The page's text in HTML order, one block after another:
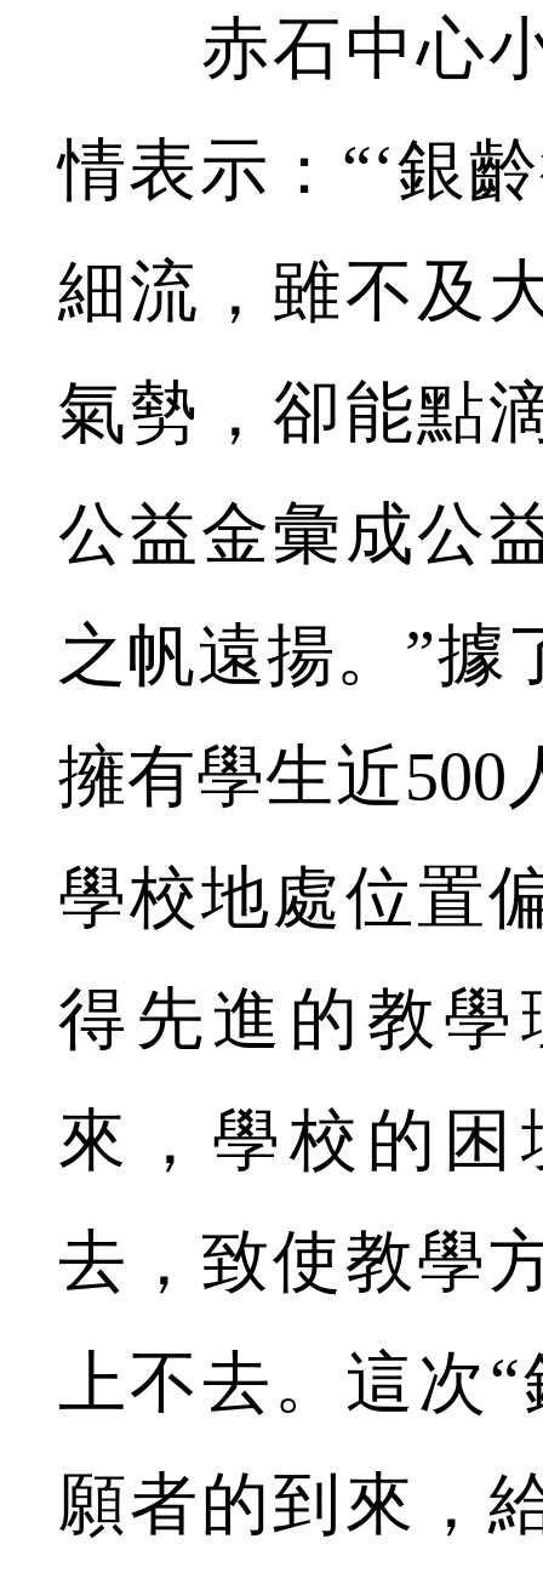
赤石中心小
情表示：“‘銀
細流，雖不及
氣勢，卻能點
公益金彙成公
之帆遠揚。”據
擁有學生近500
學校地處位置
得先進的教學
來，學校的
去，致使教學
上不去。這次
願者的到來，